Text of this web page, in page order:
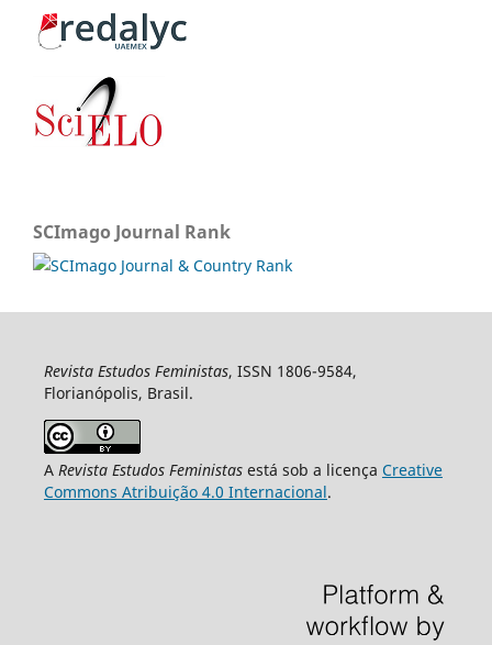
SCImago Journal Rank
Revista Estudos Feministas, ISSN 1806-9584,
Florianópolis, Brasil.
A Revista Estudos Feministasestá sob a licença Creative
Commons Atribuição 4.0 Internacional.